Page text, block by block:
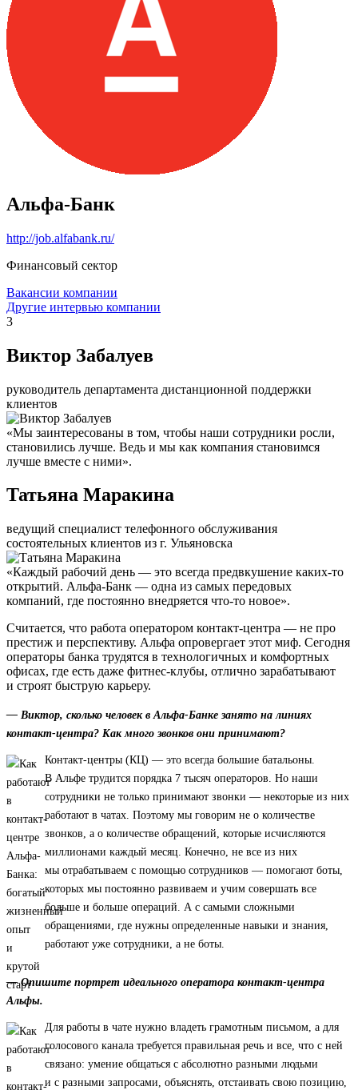
Альфа-Банк
http://job.alfabank.ru/
Финансовый сектор
Вакансии компании
Другие интервью компании
3
Виктор Забалуев
руководитель департамента дистанционной поддержки
клиентов
«Мы заинтересованы в том, чтобы наши сотрудники росли,
становились лучше. Ведь и мы как компания становимся
лучше вместе с ними».
Татьяна Маракина
ведущий специалист телефонного обслуживания
состоятельных клиентов из г. Ульяновска
«Каждый рабочий день — это всегда предвкушение каких-то
открытий. Альфа-Банк — одна из самых передовых
компаний, где постоянно внедряется что-то новое».
Считается, что работа оператором контакт-центра — не про
престиж и перспективу. Альфа опровергает этот миф. Сегодня
операторы банка трудятся в технологичных и комфортных
офисах, где есть даже фитнес-клубы, отлично зарабатывают
и строят быструю карьеру.
— Виктор, сколько человек в Альфа-Банке занято на линиях
контакт-центра? Как много звонков они принимают?
Контакт-центры (КЦ) — это всегда большие батальоны.
В Альфе трудится порядка 7 тысяч операторов. Но наши
сотрудники не только принимают звонки — некоторые из них
работают в чатах. Поэтому мы говорим не о количестве
звонков, а о количестве обращений, которые исчисляются
миллионами каждый месяц. Конечно, не все из них
мы отрабатываем с помощью сотрудников — помогают боты,
которых мы постоянно развиваем и учим совершать все
больше и больше операций. А с самыми сложными
обращениями, где нужны определенные навыки и знания,
работают уже сотрудники, а не боты.
— Опишите портрет идеального оператора контакт-центра
Альфы.
Для работы в чате нужно владеть грамотным письмом, а для
голосового канала требуется правильная речь и все, что с ней
связано: умение общаться с абсолютно разными людьми
и с разными запросами, объяснять, отстаивать свою позицию,